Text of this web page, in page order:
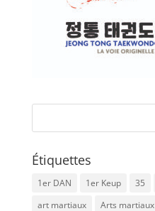
Étiquettes
1er DAN 1er Keup 35
art martiaux
Arts martiaux